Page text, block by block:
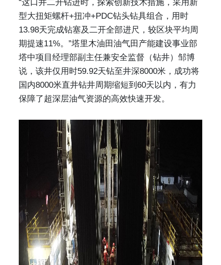
“这口井二开钻进时，探索创新技术措施，采用新
型大扭矩螺杆+扭冲+PDC钻头钻具组合，用时
13.98天完成钻塞及二开全部进尺，较区块平均周
期提速11%。”塔里木油田油气田产能建设事业部
塔中项目经理部副主任兼安全监督（钻井）邹博
说，该井仅用时59.92天钻至井深8000米，成功将
国内8000米直井钻井周期缩短到60天以内，有力
保障了超深层油气资源的高效快速开发。